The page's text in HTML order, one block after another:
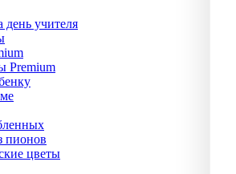
день учителя
Premium
пионов
цветы